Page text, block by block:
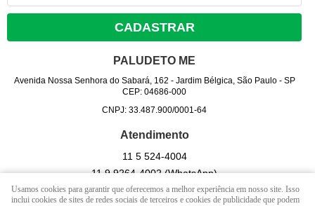
CADASTRAR
PALUDETO ME
Avenida Nossa Senhora do Sabará, 162 - Jardim Bélgica, São Paulo- SP
CEP: 04686-000
CNPJ: 33.487.900/0001-64
Atendimento
11 5524-4004
11 99264-4002(WhatsApp)
Seg - Sex 09hrs às 17 hrs. / Sab - 09 hrs às 13 hrs. (exceto
Usamos cookies para garantir que oferecemos a melhor experiência em nosso site. Isso
inclui cookies de sites de redes sociais de terceiros e cookies de publicidade que podem